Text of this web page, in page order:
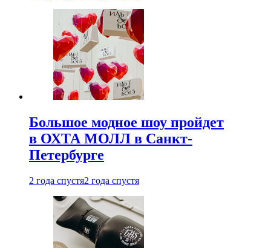
Большое модное шоу пройдет
в ОХТА МОЛЛ в Санкт-
Петербурге
2 года спустя2 года спустя